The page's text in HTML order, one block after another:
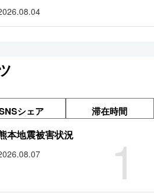
シェア 滞在時間
1
本地震被害状況